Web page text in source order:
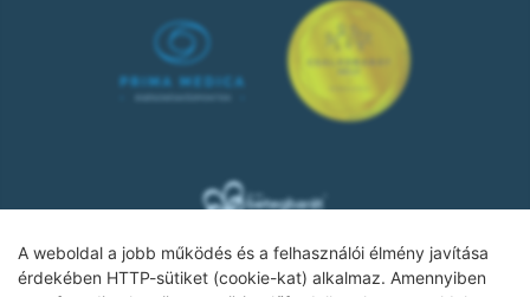
A weboldal a jobb működés és a felhasználói élmény javítása
érdekében HTTP-sütiket (cookie-kat) alkalmaz. Amennyiben